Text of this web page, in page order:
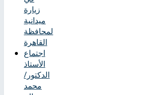
زيارة
ميدانية
لمحافظة
القاهرة
اجتماع
الأستاذ
الدكتور/
محمد